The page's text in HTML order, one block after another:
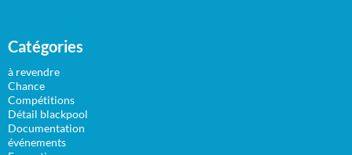
Catégories
à revendre
Chance
Compétitions
Détail blackpool
Documentation
événements